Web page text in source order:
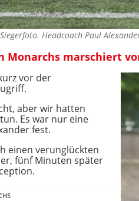
Headcoach Paul
Monarchs marschiert
vor der
aber wir hatten
Es war nur eine
fest.
einen verunglückten
fünf Minuten später